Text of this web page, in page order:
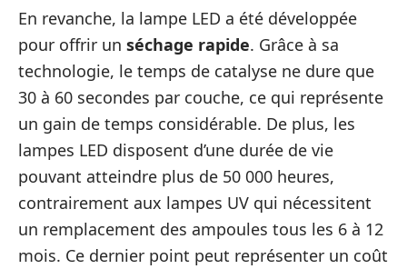
En revanche, la lampe LED a été développée
pour offrir un séchage rapide. Grâce à sa
technologie, le temps de catalyse ne dure que
30 à 60 secondes par couche, ce qui représente
un gain de temps considérable. De plus, les
lampes LED disposent d’une durée de vie
pouvant atteindre plus de 50 000 heures,
contrairement aux lampes UV qui nécessitent
un remplacement des ampoules tous les 6 à 12
mois. Ce dernier point peut représenter un coût